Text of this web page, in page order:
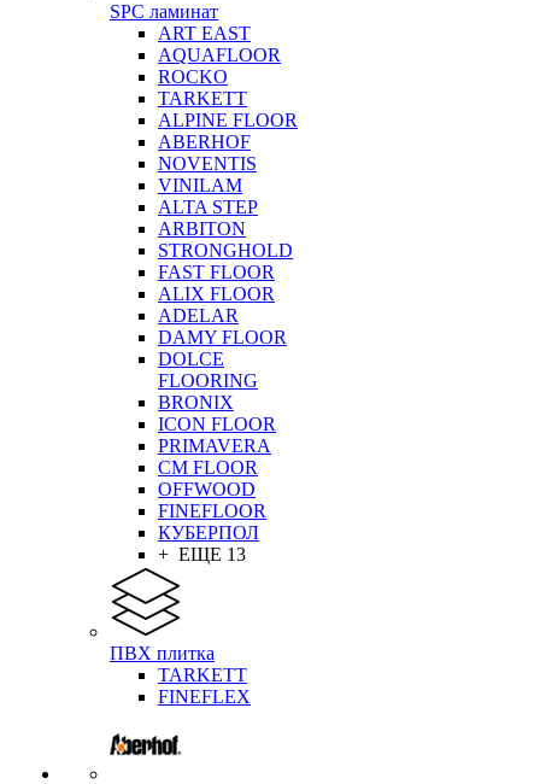
SPC ламинат
ART EAST
AQUAFLOOR
ROCKO
TARKETT
ALPINE FLOOR
ABERHOF
NOVENTIS
VINILAM
ALTA STEP
ARBITON
STRONGHOLD
FAST FLOOR
ALIX FLOOR
ADELAR
DAMY FLOOR
DOLCE
FLOORING
BRONIX
ICON FLOOR
PRIMAVERA
CM FLOOR
OFFWOOD
FINEFLOOR
КУБЕРПОЛ
+ ЕЩЕ 13
ПВХ плитка
TARKETT
FINEFLEX